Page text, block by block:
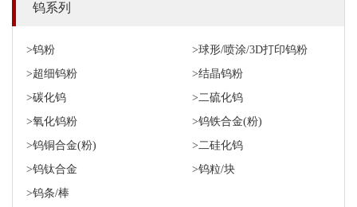
钨系列
>钨粉
>球形/喷涂/3D打印钨粉
>超细钨粉
>结晶钨粉
>碳化钨
>二硫化钨
>氧化钨粉
>钨铁合金(粉)
>钨铜合金(粉)
>二硅化钨
>钨钛合金
>钨粒/块
>钨条/棒